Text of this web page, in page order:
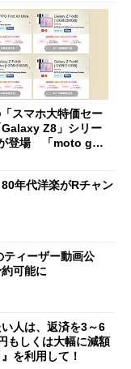
スマホ大特価セー
Z8」シリー
登場 「moto g37
80年代洋楽がRチャン
ィーザー動画公
可能に
人は、返済を3～6
もしくは大幅に減額
を利用して！